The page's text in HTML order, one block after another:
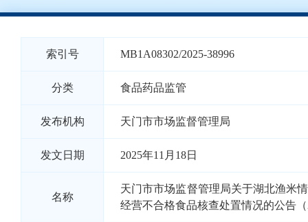
索引号 MB1A08302/2025-38996
分类 食品药品监管
发布机构 天门市市场监督管理局
发文日期 2025年11月18日
名称
天门市市场监督管理局关于湖北渔米
经营不合格食品核查处置情况的公告（